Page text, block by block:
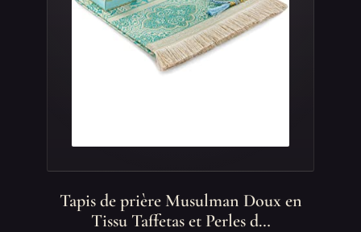
Tapis de prière Musulman Doux en
Tissu Taffetas et Perles d…